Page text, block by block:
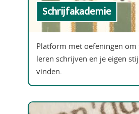
Schrijfakademie
Platform met oefeningen om
leren schrijven en je eigen
vinden.